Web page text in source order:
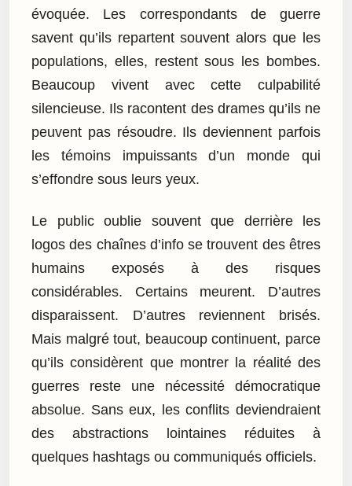
évoquée. Les correspondants de guerre
savent qu’ils repartent souvent alors que les
populations, elles, restent sous les bombes.
Beaucoup vivent avec cette culpabilité
silencieuse. Ils racontent des drames qu’ils ne
peuvent pas résoudre. Ils deviennent parfois
les témoins impuissants d’un monde qui
s’effondre sous leurs yeux.
Le public oublie souvent que derrière les
logos des chaînes d’info se trouvent des êtres
humains exposés à des risques
considérables. Certains meurent. D’autres
disparaissent. D’autres reviennent brisés.
Mais malgré tout, beaucoup continuent, parce
qu’ils considèrent que montrer la réalité des
guerres reste une nécessité démocratique
absolue. Sans eux, les conflits deviendraient
des abstractions lointaines réduites à
quelques hashtags ou communiqués officiels.